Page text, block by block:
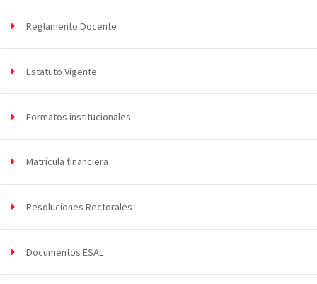
Reglamento Docente
Estatuto Vigente
Formatos institucionales
Matrícula financiera
Resoluciones Rectorales
Documentos ESAL